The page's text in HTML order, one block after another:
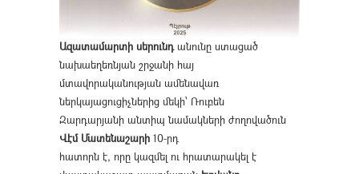
Ազատամարտի սերունդանունը ստացած
նախաեղեռնյան շրջանի հայ
մտավորականության ամենավառ
ներկայացուցիչներից մեկի՝ Ռուբեն
Զարդարյանի անտիպ նամակների ժողովածուն
Վէմ Մատենաշարի 10-րդ
հատորն է, որը կազմել ու հրատարակել է